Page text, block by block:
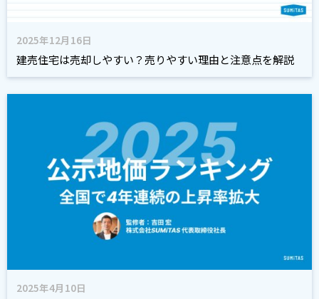
2025年12月16日
建売住宅は売却しやすい？売りやすい理由と注意点を解説
2025年4月10日